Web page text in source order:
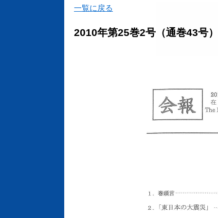
一覧に戻る
2010年第25巻2号（通巻43号）